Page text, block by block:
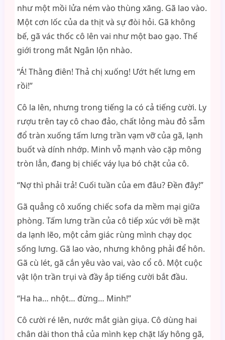
như một mồi lửa ném vào thùng xăng. Gã lao vào.
Một cơn lốc của da thịt và sự đòi hỏi. Gã không
bế, gã vác thốc cô lên vai như một bao gạo. Thế
giới trong mắt Ngân lộn nhào.
“Á! Thằng điên! Thả chị xuống! Ướt hết lưng em
rồi!”
Cô la lên, nhưng trong tiếng la có cả tiếng cười. Ly
rượu trên tay cô chao đảo, chất lỏng màu đỏ sẫm
đổ tràn xuống tấm lưng trần vạm vỡ của gã, lạnh
buốt và dính nhớp. Minh vỗ mạnh vào cặp mông
tròn lẳn, đang bị chiếc váy lụa bó chặt của cô.
“Nợ thì phải trả! Cuối tuần của em đâu? Đền đây!”
Gã quẳng cô xuống chiếc sofa da mềm mại giữa
phòng. Tấm lưng trần của cô tiếp xúc với bề mặt
da lạnh lẽo, một cảm giác rùng mình chạy dọc
sống lưng. Gã lao vào, nhưng không phải để hôn.
Gã cù lét, gã cắn yêu vào vai, vào cổ cô. Một cuộc
vật lộn trần trụi và đầy ắp tiếng cười bắt đầu.
“Ha ha… nhột… đừng… Minh!”
Cô cười ré lên, nước mắt giàn giụa. Cô dùng hai
chân dài thon thả của mình kẹp chặt lấy hông gã,